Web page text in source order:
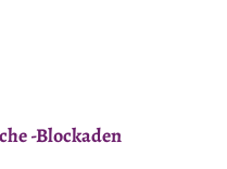
-Blockaden